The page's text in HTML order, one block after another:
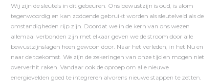
Wij zijn de sleutels in dit gebeuren. Ons bewustzijn is oud, is alom
tegenwoordig en kan zodoende gebruikt worden als sleutelveld als de
omstandigheden rijp zijn. Doordat we in de kern van ons wezen
allemaal verbonden zijn met elkaar geven we de stroom door alle
bewustzijnslagen heen gewoon door. Naar het verleden, in het Nu en
naar de toekomst. We zijn de zekeringen van onze tijd en mogen niet
oververhit raken. Vandaar ook de oproep om alle nieuwe
energievelden goed te integreren alvorens nieuwe stappen te zetten.